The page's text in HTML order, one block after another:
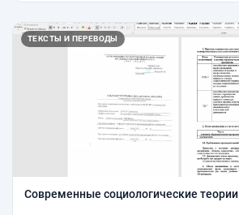
ТЕКСТЫ И ПЕРЕВОДЫ
Современные социологические теории